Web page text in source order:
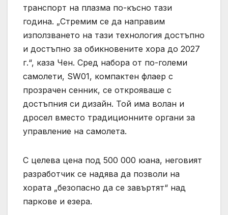
транспорт на плазма по-късно тази
година. „Стремим се да направим
използването на тази технология достъпно
и достъпно за обикновените хора до 2027
г.“, каза Чен. Сред набора от по-големи
самолети, SW01, компактен флаер с
прозрачен сенник, се открояваше с
достъпния си дизайн. Той има волан и
дросел вместо традиционните органи за
управление на самолета.
С целева цена под 500 000 юана, неговият
разработчик се надява да позволи на
хората „безопасно да се завъртят“ над
паркове и езера.